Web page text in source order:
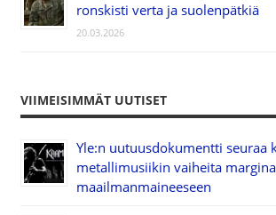
ronskisti verta ja suolenpätkiä
20.03.2026
VIIMEISIMMÄT UUTISET
Yle:n uutuusdokumentti seuraa
metallimusiikin vaiheita
maailmanmaineeseen